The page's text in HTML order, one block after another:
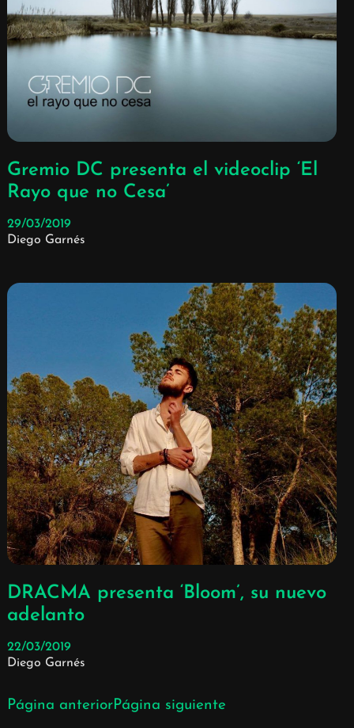
Gremio DC presenta el videoclip ‘El
Rayo que no Cesa’
29/03/2019
Diego Garnés
DRACMA presenta ‘Bloom’, su nuevo
adelanto
22/03/2019
Diego Garnés
Página anteriorPágina siguiente